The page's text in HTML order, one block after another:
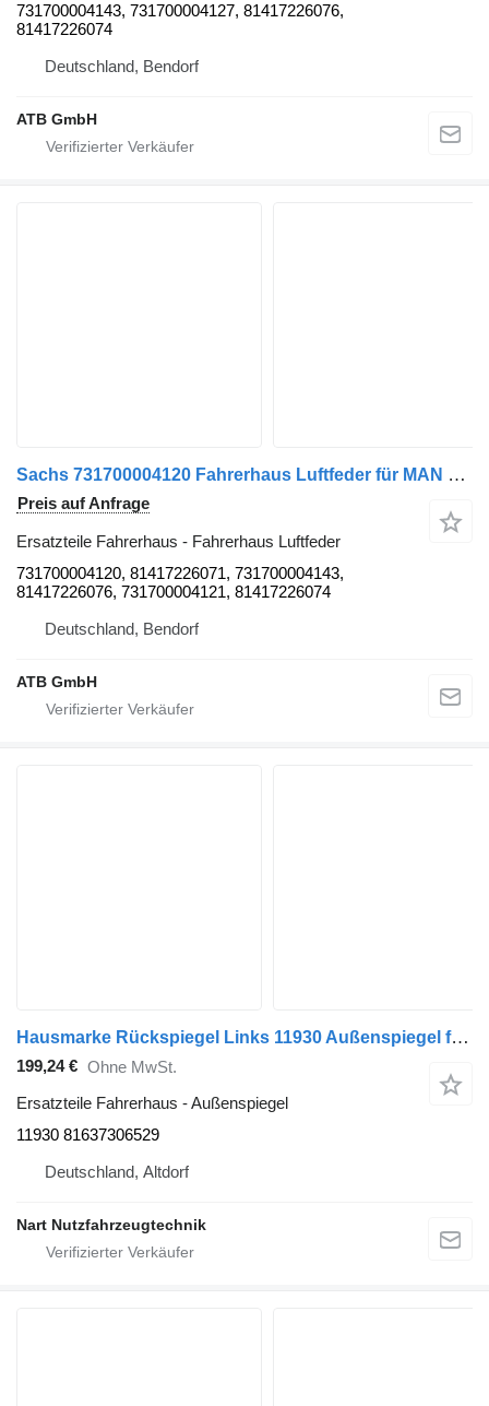
731700004143, 731700004127, 81417226076,
81417226074
Deutschland, Bendorf
ATB GmbH
Sachs 731700004120 Fahrerhaus Luftfeder für MAN TGX XXL Euro6 LKW
Preis auf Anfrage
Ersatzteile Fahrerhaus - Fahrerhaus Luftfeder
731700004120, 81417226071, 731700004143,
81417226076, 731700004121, 81417226074
Deutschland, Bendorf
ATB GmbH
Hausmarke Rückspiegel Links 11930 Außenspiegel für MAN TGX LKW
199,24 € Ohne MwSt.
Ersatzteile Fahrerhaus - Außenspiegel
11930 81637306529
Deutschland, Altdorf
Nart Nutzfahrzeugtechnik